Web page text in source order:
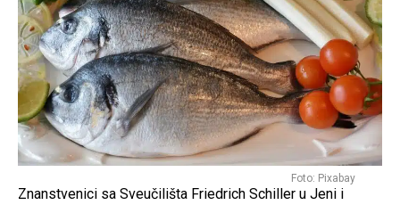
Foto: Pixabay
Znanstvenici sa Sveučilišta Friedrich Schiller u Jeni i